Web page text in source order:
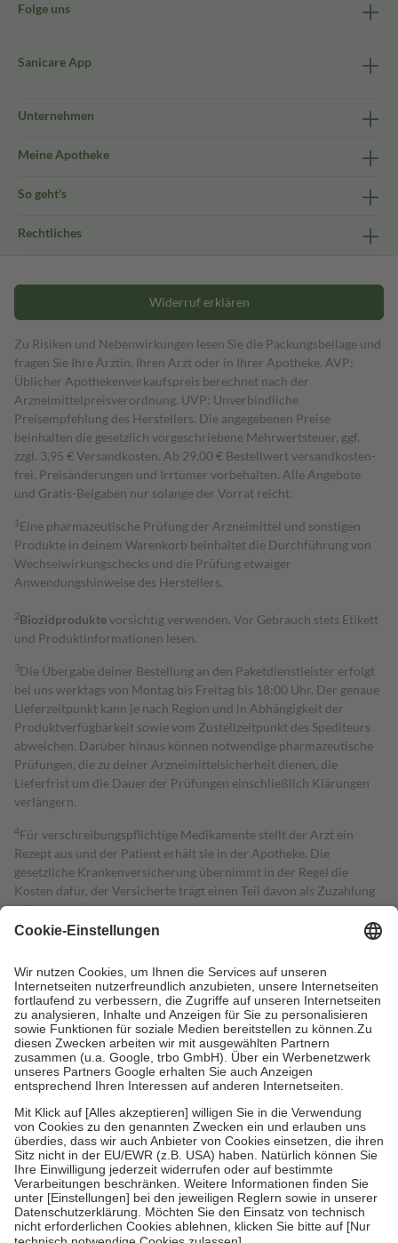
Folge uns
Sanicare App
Unternehmen
Meine Apotheke
So geht's
Rechtliches
Widerruf erklären
Zu Risiken und Nebenwirkungen lesen Sie die Packungsbeilage und
fragen Sie Ihre Ärztin, Ihren Arzt oder in Ihrer Apotheke. AVP:
Üblicher Apothekenverkaufspreis berechnet nach der
Arzneimittelpreisverordnung. UVP: Unverbindliche
Preisempfehlung des Herstellers. Die angegebenen Preise
beinhalten die gesetzlich vorgeschriebene Mehrwertsteuer, ggf.
zzgl. 3,95 € Versandkosten. Ab 29,00 € Bestell­wert versand­kosten­
frei. Preisänderungen und Irrtümer vorbehalten. Alle Angebote
und Gratis-Beigaben nur solange der Vorrat reicht.
1 Eine pharmazeutische Prüfung der Arzneimittel und sonstigen
Produkte in deinem Warenkorb beinhaltet die Durchführung von
Wechselwirkungschecks und die Prüfung etwaiger
Anwendungshinweise des Herstellers.
2Biozidproduktevorsichtig verwenden. Vor Gebrauch stets Etikett
und Produktinformationen lesen.
3Die Übergabe deiner Bestellung an den Paketdienstleister erfolgt
bei uns werktags von Montag bis Freitag bis 18:00 Uhr. Der genaue
Lieferzeitpunkt kann je nach Region und in Abhängigkeit der
Produktverfügbarkeit sowie vom Zustellzeitpunkt des Spediteurs
abweichen. Darüber hinaus können notwendige pharmazeutische
Prüfungen, die zu deiner Arzneimittelsicherheit dienen, die
Lieferfrist um die Dauer der Prüfungen einschließlich Klärungen
verlängern.
4Für verschreibungspflichtige Medikamente stellt der Arzt ein
Rezept aus und der Patient erhält sie in der Apotheke. Die
gesetzliche Krankenversicherung übernimmt in der Regel die
Kosten dafür, der Versicherte trägt einen Teil davon als Zuzahlung
mit.
Grundsätzlich leisten Mitglieder Zuzahlungen in Höhe von zehn
höchstens zehn Euro.
Es sind jedoch nie mehr als die tatsächlichen
Kosten der Leistung zu entrichten.
Diese Regeln gelten grundsätzlich auch für Online-Apotheken.
Bei Heilmitteln und häuslicher Krankenpflege beträgt die
Zuzahlung zehn Prozent der Kosten sowie zehn Euro je
Verordnung.
Um das Engagement der Versicherten für ihre eigene Gesundheit zu
stärken und die besondere Stellung der Familie zu unterstützen,
fallenkeine Zuzahlungenan bei:
• Kindern und Jugendlichen bis zum vollendeten 18. Lebensjahr
mit Ausnahme der Fahrkosten
• Untersuchungen zur Vorsorge und Früherkennung, die von der
GKV getragen werden
• empfohlenen Schutzimpfungen
• Harn- und Blutteststreifen